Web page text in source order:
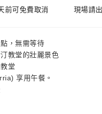
前可免費取消 現場請
，無需等待
教堂的壯麗景色
堂
享用午餐。